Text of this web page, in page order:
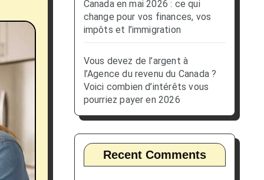
Canada en mai 2026 : ce qui
change pour vos finances, vos
impôts et l’immigration
Vous devez de l’argent à
l’Agence du revenu du Canada ?
Voici combien d’intérêts vous
pourriez payer en 2026
Recent Comments